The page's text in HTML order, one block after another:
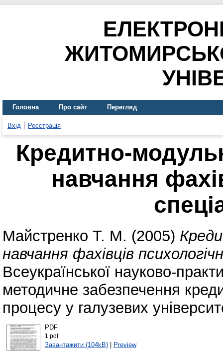
Головна Про сайт Перегляд
Вхід Реєстрація
Кредитно-
навчання
Майстренко Т. М. (2005)
навчання фахівців
Всеукраїнської науково-
методичне забезпечення
процесу у галузевих
PDF
1.pdf
Завантажити (104kB)| Preview